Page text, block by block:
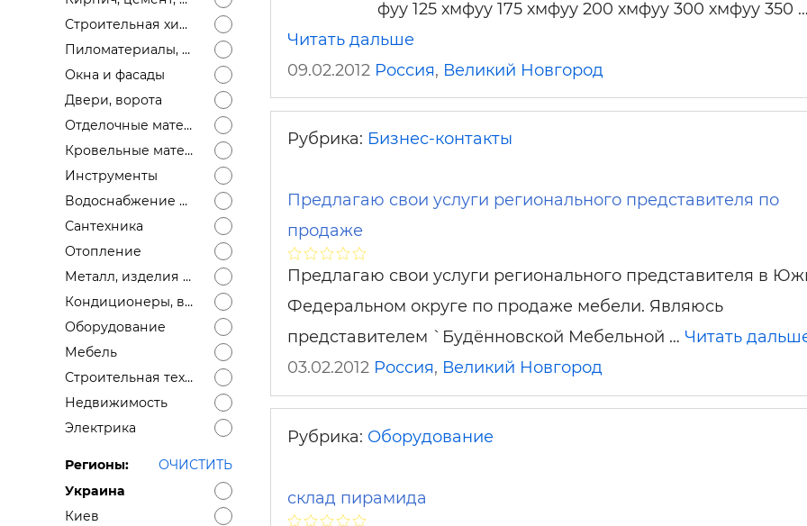
Строительная химия
Кирпич, цемент,
щебень и др.
Строительные, ремонтные
услуги
Строительная химия
Пиломатериалы, лесоматериалы
Окна и фасады
Двери, ворота
Отделочные материалы
Кровельные материалы
Инструменты
Водоснабжение и канализация
Сантехника
Отопление
Металл, изделия из металла
Кондиционеры, вентиляция
Оборудование
Мебель
Строительная техника
Недвижимость
Электрика
Регионы:
ОЧИСТИТЬ
Украина
Киев
фуу 125 хмфуу 175 хмфуу 200 хмфуу 300 хмфуу 350 …
Читать дальше
09.02.2012 Россия, Великий Новгород
Рубрика: Бизнес-контакты
Предлагаю свои услуги регионального представителя по
продаже
Предлагаю свои услуги регионального представителя в
Федеральном округе по продаже мебели. Являюсь
представителем `Будённовской Мебельной … Читать
03.02.2012 Россия, Великий Новгород
Рубрика: Оборудование
склад пирамида